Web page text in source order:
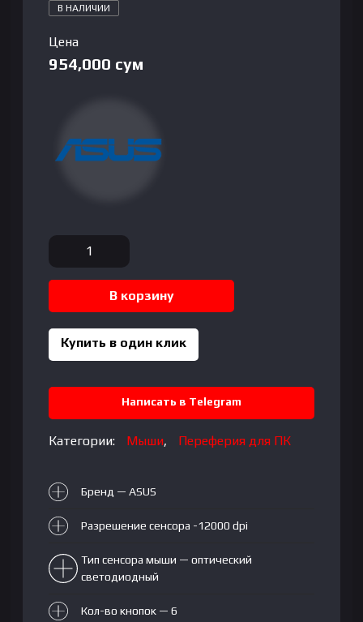
В НАЛИЧИИ
Цена
954,000 сум
Количество
товара
Mouse
ROG
|
ORIGIN
|
|
12000dpi
|
RGB
|
|
В корзину
Купить в один клик
Написать в Telegram
Категории: Мыши, Переферия для ПК
Бренд — ASUS
Разрешение сенсора -12000 dpi
Тип сенсора мыши — оптический
светодиодный
Кол-во кнопок — 6